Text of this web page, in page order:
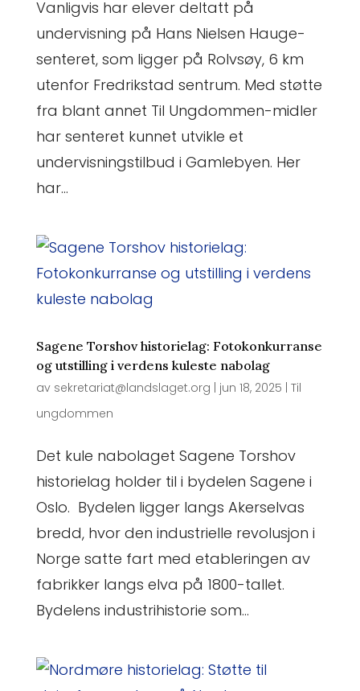
Vanligvis har elever deltatt på
undervisning på Hans Nielsen Hauge-
senteret, som ligger på Rolvsøy, 6 km
utenfor Fredrikstad sentrum. Med støtte
fra blant annet Til Ungdommen-midler
har senteret kunnet utvikle et
undervisningstilbud i Gamlebyen. Her
har...
Sagene Torshov historielag: Fotokonkurranse
og utstilling i verdens kuleste nabolag
av sekretariat@landslaget.org jun 18, 2025 Til
ungdommen
Det kule nabolaget Sagene Torshov
historielag holder til i bydelen Sagene i
Oslo. Bydelen ligger langs Akerselvas
bredd, hvor den industrielle revolusjon i
Norge satte fart med etableringen av
fabrikker langs elva på 1800-tallet.
Bydelens industrihistorie som...